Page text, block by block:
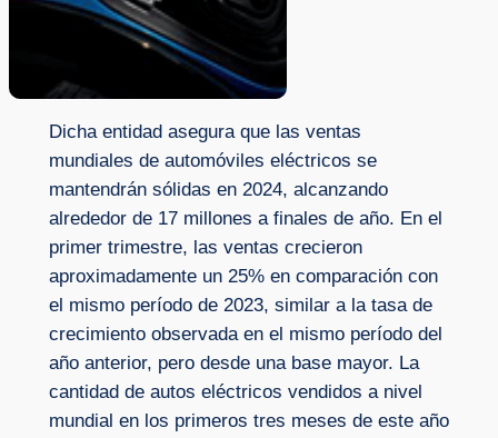
Dicha entidad asegura que las ventas
mundiales de automóviles eléctricos se
mantendrán sólidas en 2024, alcanzando
alrededor de 17 millones a finales de año. En el
primer trimestre, las ventas crecieron
aproximadamente un 25% en comparación con
el mismo período de 2023, similar a la tasa de
crecimiento observada en el mismo período del
año anterior, pero desde una base mayor. La
cantidad de autos eléctricos vendidos a nivel
mundial en los primeros tres meses de este año